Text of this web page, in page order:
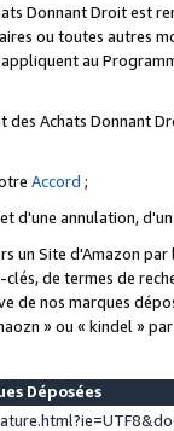
Donnant Droit est
ou toutes autres
au
des Achats Donnant
Accord ;
d'une annulation,
un Site d'Amazon
de termes de
de nos marques
» ou « kindel »
Déposées